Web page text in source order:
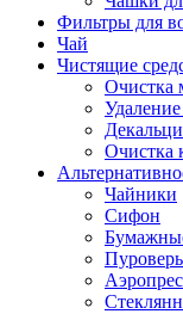
Фильтры для
Чай
Чистящие
Очистка
Очистка
Чайники
Сифон